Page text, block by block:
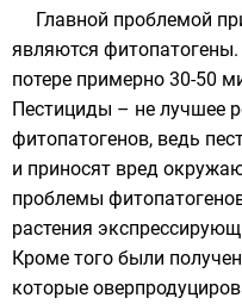
Главной проблемой
являются
потере примерно 30-50
Пестициды – не лучшее
фитопатогенов, ведь
и приносят вред
проблемы
растения
Кроме того были
которые